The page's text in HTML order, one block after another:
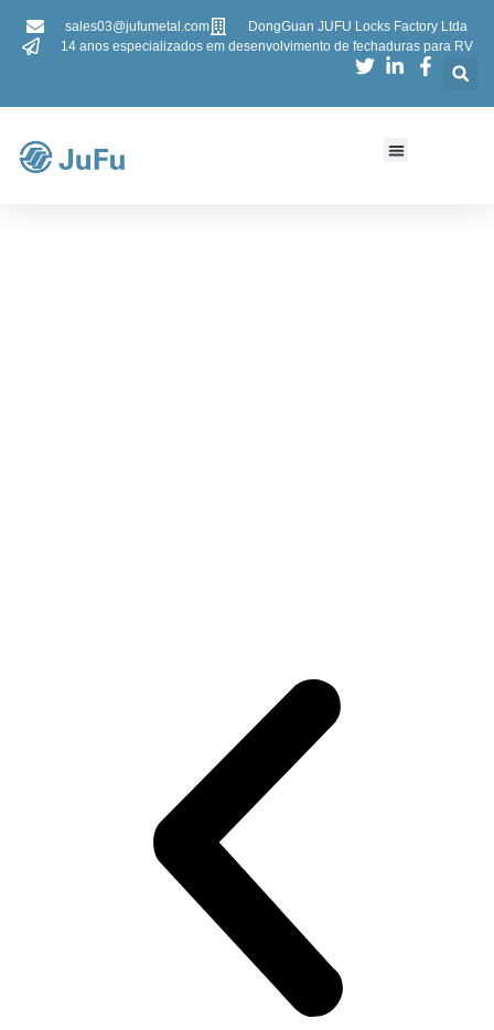
sales03@jufumetal.com
DongGuan JUFU Locks Factory Ltda
14 anos especializados em desenvolvimento de fechaduras para RV